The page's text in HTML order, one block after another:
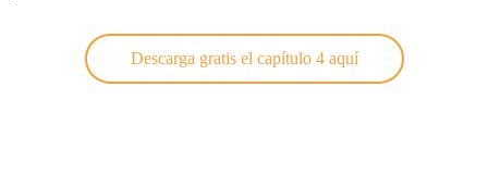
Descarga gratis el capítulo 4 aquí